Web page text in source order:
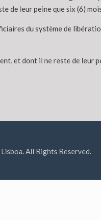
leur peine que six (6)
du système de
et dont il ne reste de leur
All Rights Reserved.